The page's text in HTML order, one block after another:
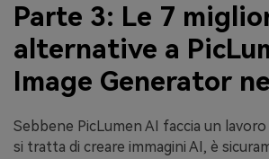
Parte 3: Le 7
alternative a
Image Generator
Sebbene PicLumen AI faccia un
si tratta di creare immagini AI, è